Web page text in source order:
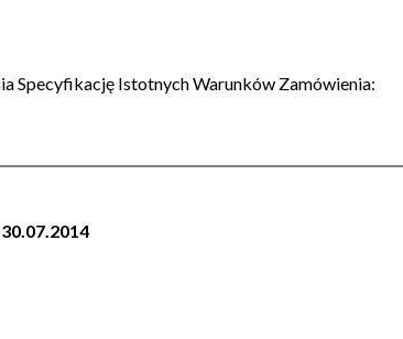
Specyfikację Istotnych Warunków Zamówienia: